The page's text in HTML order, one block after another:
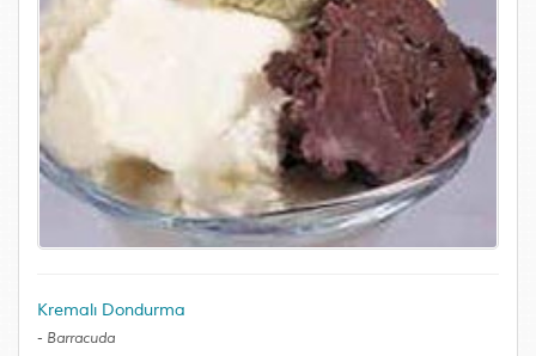
Kremalı Dondurma
- Barracuda